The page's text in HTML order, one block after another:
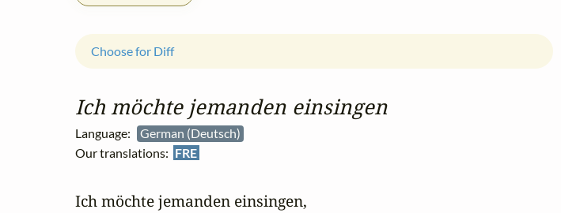
Ich möchte jemanden einsingen
Language:
German (Deutsch)
Our translations: FRE
Choose for Diff
Ich möchte jemanden einsingen,